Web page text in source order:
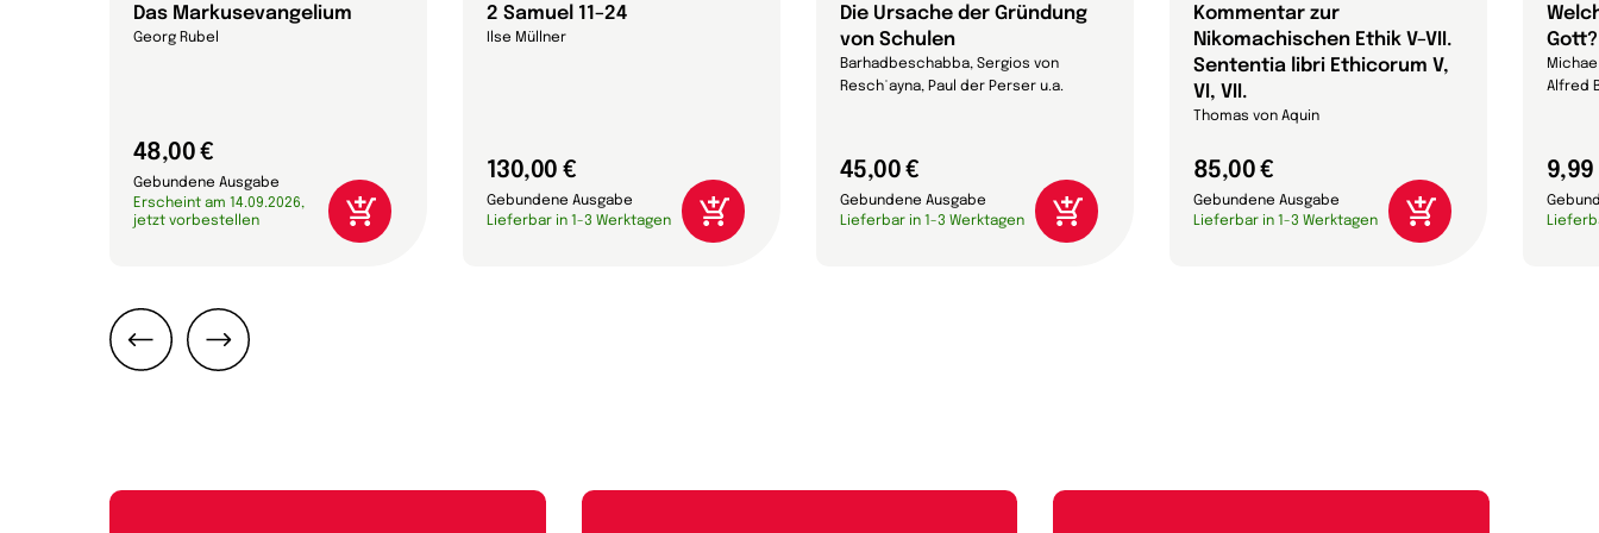
Das Markusevangelium
Georg Rubel
48,00 €
Gebundene Ausgabe
Erscheint am 14.09.2026,
jetzt vorbestellen
2 Samuel 11–24
Ilse Müllner
130,00 €
Gebundene Ausgabe
Lieferbar in 1-3 Werktagen
Die Ursache der Gründung
von Schulen
Barhadbeschabba, Sergios von
Reschʿayna, Paul der Perser u.a.
45,00 €
Gebundene Ausgabe
Lieferbar in 1-3 Werktagen
Kommentar zur
Nikomachischen Ethik V–VII.
Sententia libri Ethicorum V,
VI, VII.
Thomas von Aquin
85,00 €
Gebundene Ausgabe
Lieferbar in 1-3 Werktagen
Gott?
Alfred
9,99